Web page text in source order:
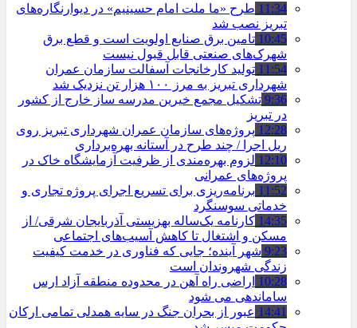
11:34 طرح «ما ملت امام حسینیم» در دیوارنگاره‌های
تبریز نصب شد
10:45 تامین برق صنایع اولویت است و قطع برق
شهرک‌های صنعتی قابل قبول نیست
11:54 تولید کارخانجات آسفالت سازمان عمران
شهرداری تبریز به مرز ۱۰۰ هزار تن نزدیک شد
9:36 تشکیل مجمع خیرین مدرسه ‌ساز خارج از کشور
در تبریز
12:28 پروژه‌های سازمان عمران شهرداری تبریز روی
ریل اجرا / چند طرح در آستانه بهره‌برداری
12:10 لزوم بهره‌مندی از ظرفیت آزمایشگاه خاک در
پروژه‌های عمرانی
11:52 برنامه‌ریزی برای تسریع اجرای پروژه تجاری و
خدماتی سوسنگرد
14:35 کارنامه یک‌ساله بهزیستی آذربایجان شرقی/ از
مسکن و اشتغال تا کاهش آسیب‌های اجتماعی
9:23 شهر آینده؛ جایی که فناوری در خدمت کیفیت
زندگی شهروندان است
10:28 اراضی راه آهن در محدوده منطقه آزاد ارس
ساماندهی می شود
14:41 عبور از بحران جنگ در سایه همدلی تمامی ارکان